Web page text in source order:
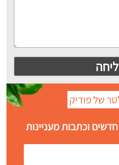
של פודיק
וכתבות מעניינות